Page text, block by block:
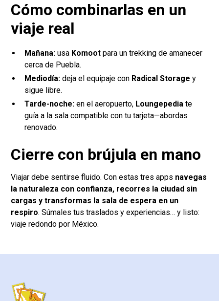
Cómo combinarlas en un
viaje real
Mañana: usa Komoot para un trekking de amanecer
cerca de Puebla.
Mediodía: deja el equipaje con Radical Storage y
sigue libre.
Tarde-noche: en el aeropuerto, Loungepedia te
guía a la sala compatible con tu tarjeta—abordas
renovado.
Cierre con brújula en mano
Viajar debe sentirse fluido. Con estas tres apps navegas
la naturaleza con confianza, recorres la ciudad sin
cargas y transformas la sala de espera en un
respiro. Súmales tus traslados y experiencias… y listo:
viaje redondo por México.